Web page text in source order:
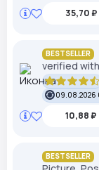
35,70 ₽
BESTSELLER
verified
09.08.2026
10,88 ₽
BESTSELLER